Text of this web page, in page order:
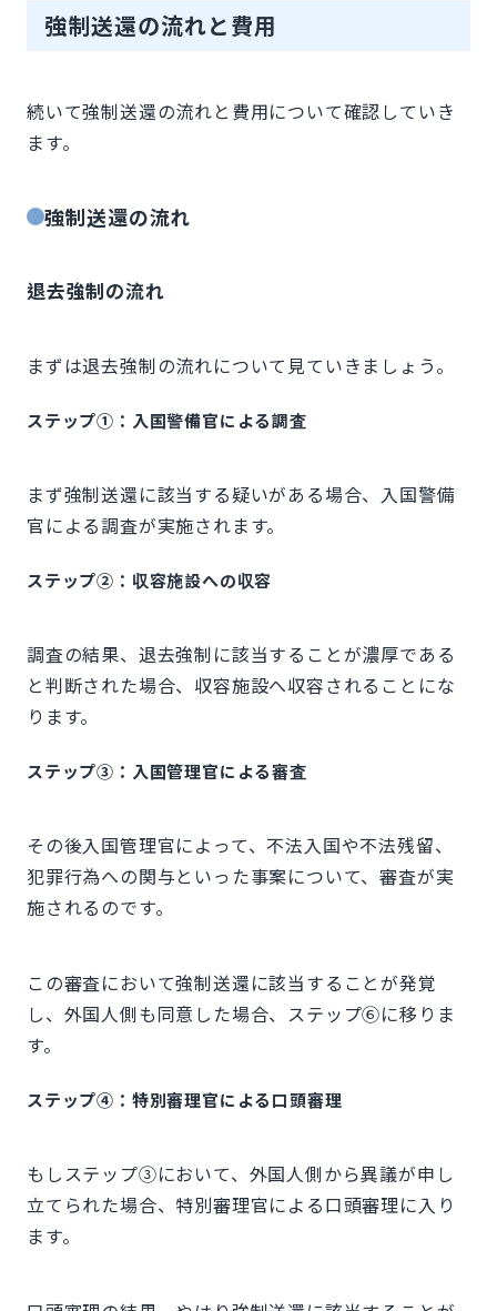
強制送還の流れと費用
続いて強制送還の流れと費用について確認していき
ます。
強制送還の流れ
退去強制の流れ
まずは退去強制の流れについて見ていきましょう。
ステップ①：入国警備官による調査
まず強制送還に該当する疑いがある場合、入国警備
官による調査が実施されます。
ステップ②：収容施設への収容
調査の結果、退去強制に該当することが濃厚である
と判断された場合、収容施設へ収容されることにな
ります。
ステップ③：入国管理官による審査
その後入国管理官によって、不法入国や不法残留、
犯罪行為への関与といった事案について、審査が実
施されるのです。
この審査において強制送還に該当することが発覚
し、外国人側も同意した場合、ステップ⑥に移りま
す。
ステップ④：特別審理官による口頭審理
もしステップ③において、外国人側から異議が申し
立てられた場合、特別審理官による口頭審理に入り
ます。